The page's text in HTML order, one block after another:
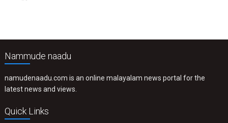
Nammude naadu
namudenaadu.com is an online malayalam news portal for the
latest news and views.
Quick Links